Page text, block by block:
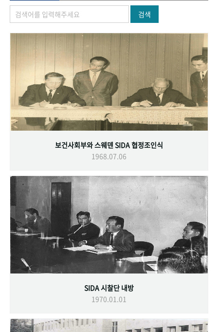
VR 역사관 검색
보건사회부와 스웨덴 SIDA 협정조인식
1968.07.06
SIDA 시찰단 내방
1970.01.01